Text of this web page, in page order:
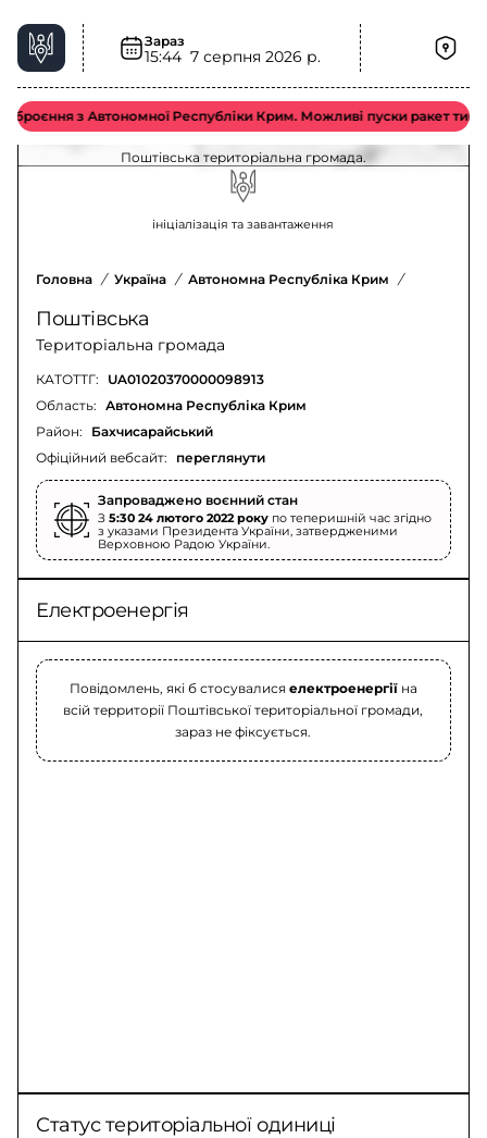
Зараз
15:44 7 серпня 2026 р.
з Автономної Республіки Крим. Можливі пуски ракет типу
Електроенергія у Поштівська територіальна
громада – актуальна ситуація
Оновлення щодо відключення електроенергії у
Поштівська територіальна громада.
ініціалізація та завантаження
Головна / Україна / Автономна Республіка Крим /
Поштівська
Територіальна громада
КАТОТТГ: UA01020370000098913
Офіційний вебсайт: переглянути
Область: Автономна Республіка Крим
Район:
Бахчисарайський
Запроваджено воєнний стан
З 5:30 24 лютого 2022 року по теперишній час згідно
з указами Президента України, затвердженими
Верховною Радою України.
Електроенергія
Повідомлень, які б стосувалися електроенергіїна
всій территорії Поштівської територіальної громади,
зараз не фіксується.
Статус територіальної одиниці